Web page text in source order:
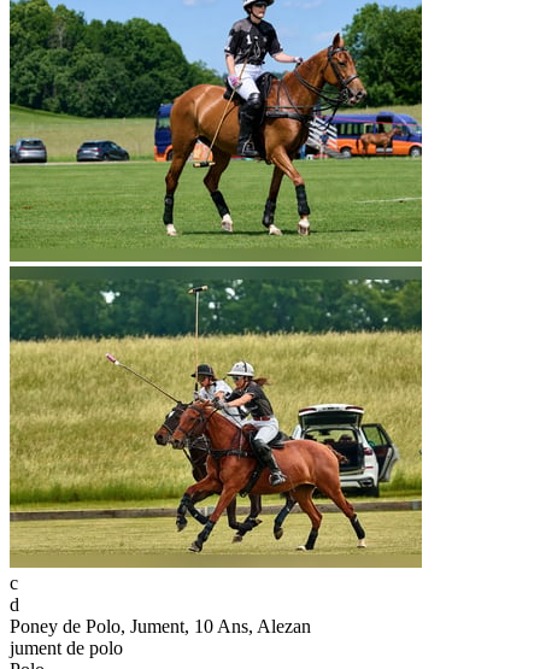
c
d
Poney de Polo, Jument, 10 Ans, Alezan
jument de polo